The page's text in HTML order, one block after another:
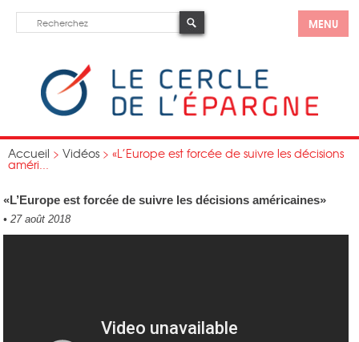
MENU
Accueil > Vidéos > «L’Europe est forcée de suivre les décisions
améri...
«L’Europe est forcée de suivre les décisions américaines»
• 27 août 2018